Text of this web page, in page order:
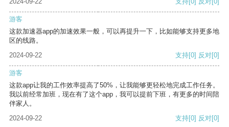
游客
这款加速器app的加速效果一般，可以再提升一下，比如能够支持更多地
区的线路。
2024-09-22
支持[0] 反对[0]
游客
这款app让我的工作效率提高了50%，让我能够更轻松地完成工作任务。
我以前经常加班，现在有了这个app，我可以提前下班，有更多的时间陪
伴家人。
2024-09-22
支持[0] 反对[0]